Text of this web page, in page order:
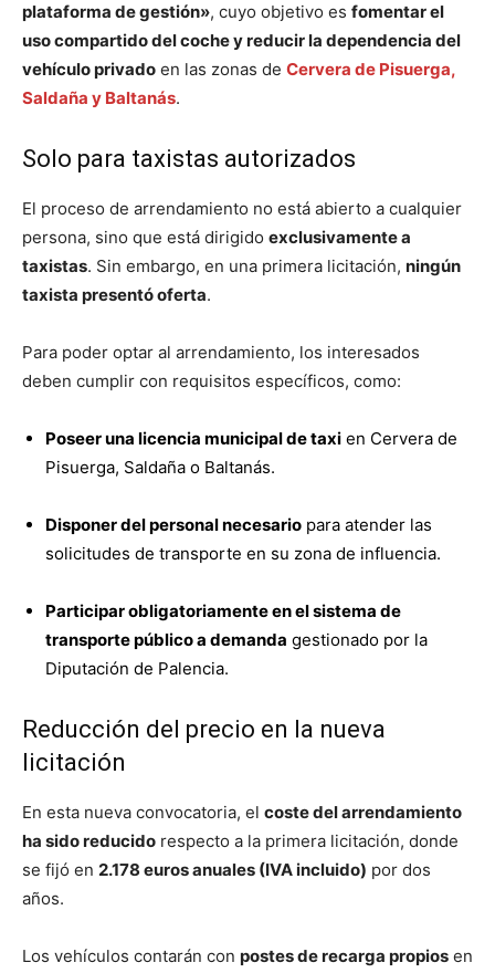
plataforma de gestión», cuyo objetivo es fomentar el
uso compartido del coche y reducir la dependencia del
vehículo privado en las zonas de Cervera de Pisuerga,
Saldaña y Baltanás.
Solo para taxistas autorizados
El proceso de arrendamiento no está abierto a cualquier
persona, sino que está dirigido exclusivamente a
taxistas. Sin embargo, en una primera licitación, ningún
taxista presentó oferta.
Para poder optar al arrendamiento, los interesados
deben cumplir con requisitos específicos, como:
Poseer una licencia municipal de taxi en Cervera de
Pisuerga, Saldaña o Baltanás.
Disponer del personal necesario para atender las
solicitudes de transporte en su zona de influencia.
Participar obligatoriamente en el sistema de
transporte público a demanda gestionado por la
Diputación de Palencia.
Reducción del precio en la nueva
licitación
En esta nueva convocatoria, el coste del arrendamiento
ha sido reducido respecto a la primera licitación, donde
se fijó en 2.178 euros anuales (IVA incluido) por dos
años.
Los vehículos contarán con postes de recarga propios en